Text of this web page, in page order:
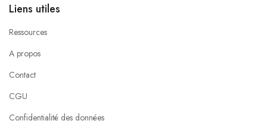
Liens utiles
Ressources
A propos
Contact
CGU
Confidentialité des données